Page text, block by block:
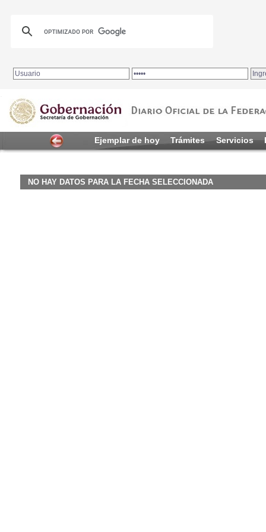
Ejemplar de hoy Trámites Servicios
NO HAY DATOS PARA LA FECHA SELECCIONADA